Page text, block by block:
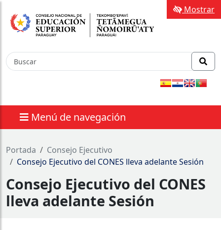
Menú de navegación
Mostrar
Portada
Consejo Ejecutivo
Consejo Ejecutivo del CONES lleva adelante Sesión
Consejo Ejecutivo del CONES
lleva adelante Sesión